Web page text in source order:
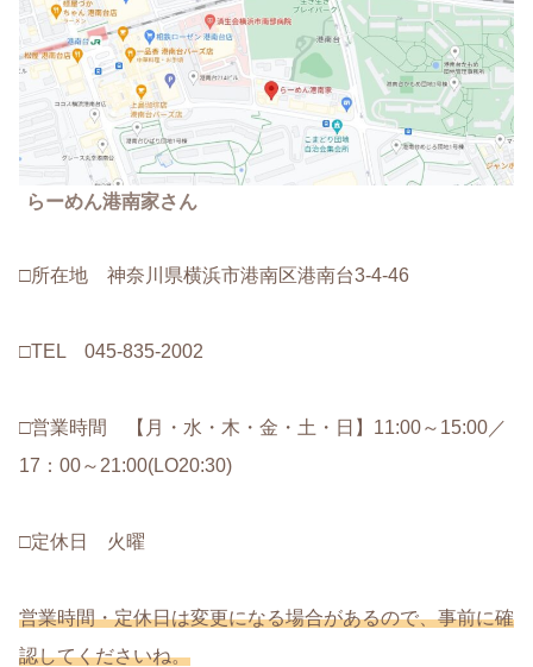
らーめん港南家さん
□所在地 神奈川県横浜市港南区港南台3-4-46
□TEL 045-835-2002
□営業時間 【月・水・木・金・土・日】11:00～15:00／
17：00～21:00(LO20:30)
□定休日 火曜
営業時間・定休日は変更になる場合があるので、事前に確
認してくださいね。